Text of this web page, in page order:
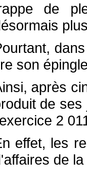
de
son
après
de
2
effet, les
de